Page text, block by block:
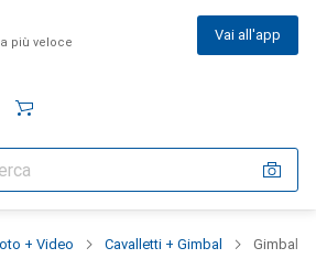
più veloce Vai all'app
+ Video Cavalletti + Gimbal Gimbal